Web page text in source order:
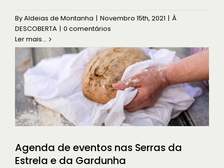
ByAldeias de Montanha | Novembro 15th, 2021 | À
DESCOBERTA | 0 comentários
Ler mais...
Estrela e da Gardunha
À DESCOBERTA
Agenda de eventos nas Serras da
Estrela e da Gardunha